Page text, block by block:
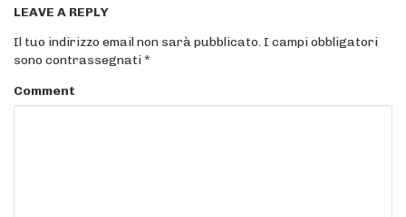
LEAVE A REPLY
Il tuo indirizzo email non sarà pubblicato. I campi obbligatori
sono contrassegnati*
Comment